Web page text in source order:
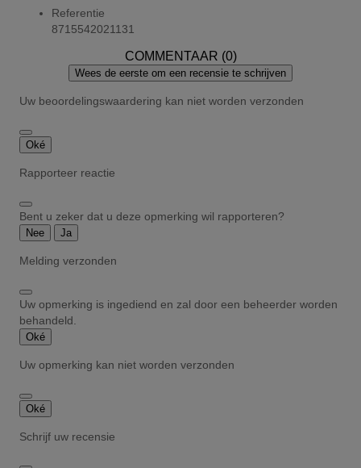
Referentie
8715542021131
COMMENTAAR (0)
Wees de eerste om een recensie te schrijven
Uw beoordelingswaardering kan niet worden verzonden
Oké
Rapporteer reactie
Bent u zeker dat u deze opmerking wil rapporteren?
Nee Ja
Melding verzonden
Uw opmerking is ingediend en zal door een beheerder worden
behandeld.
Oké
Uw opmerking kan niet worden verzonden
Oké
Schrijf uw recensie